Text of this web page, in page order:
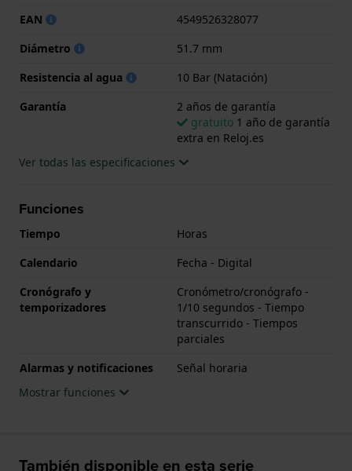
EAN
4549526328077
Diámetro
51.7 mm
Resistencia al agua
10 Bar (Natación)
Garantía
2 años de garantía
gratuito 1 año de garantía
extra en Reloj.es
Ver todas las especificaciones
Funciones
Tiempo
Horas
Calendario
Fecha - Digital
Cronógrafo y
temporizadores
Cronómetro/cronógrafo -
1/10 segundos - Tiempo
transcurrido - Tiempos
parciales
Alarmas y notificaciones
Señal horaria
Mostrar funciones
También disponible en esta serie